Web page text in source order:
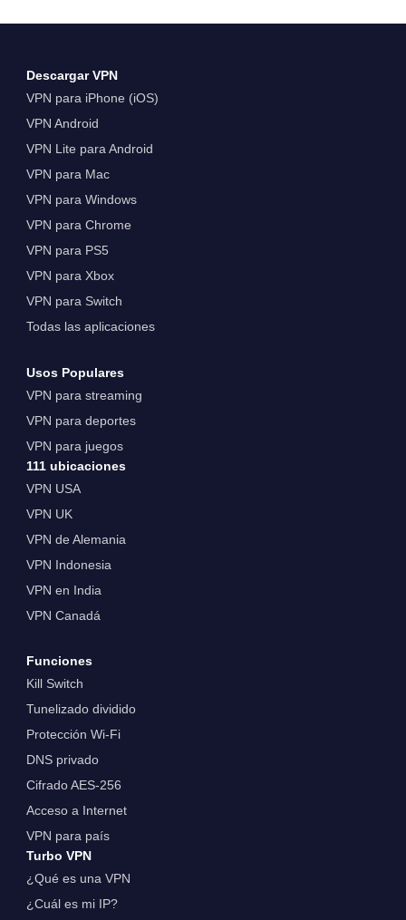
Descargar VPN
VPN para iPhone (iOS)
VPN Android
VPN Lite para Android
VPN para Mac
VPN para Windows
VPN para Chrome
VPN para PS5
VPN para Xbox
VPN para Switch
Todas las aplicaciones
Usos Populares
VPN para streaming
VPN para deportes
VPN para juegos
111 ubicaciones
VPN USA
VPN UK
VPN de Alemania
VPN Indonesia
VPN en India
VPN Canadá
Funciones
Kill Switch
Tunelizado dividido
Protección Wi-Fi
DNS privado
Cifrado AES-256
Acceso a Internet
VPN para país
Turbo VPN
¿Qué es una VPN
¿Cuál es mi IP?